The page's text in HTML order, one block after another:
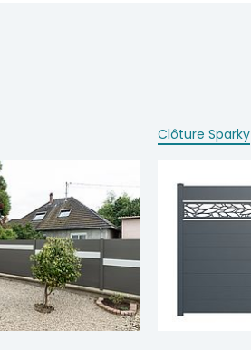
Clôture Sparky